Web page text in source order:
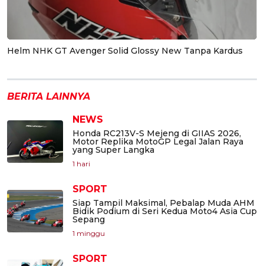
Helm NHK GT Avenger Solid Glossy New Tanpa Kardus
BERITA LAINNYA
NEWS
Honda RC213V-S Mejeng di GIIAS 2026,
Motor Replika MotoGP Legal Jalan Raya
yang Super Langka
1 hari
SPORT
Siap Tampil Maksimal, Pebalap Muda AHM
Bidik Podium di Seri Kedua Moto4 Asia Cup
Sepang
1 minggu
SPORT